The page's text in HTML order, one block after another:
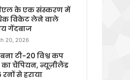
के एक संस्करण में
विकेट लेने वाले
गेंदबाज
20, 2026
टी-20 विश्व कप
का चैंपियन, न्यूज़ीलैंड
से हराया